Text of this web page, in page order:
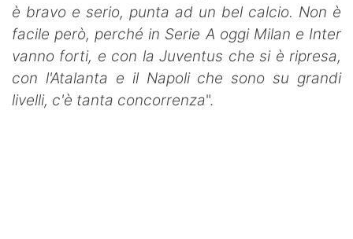
è bravo e serio, punta ad un bel calcio. Non è
facile però, perché in Serie A oggi Milan e Inter
vanno forti, e con la Juventus che si è ripresa,
con l'Atalanta e il Napoli che sono su grandi
livelli, c'è tanta concorrenza".